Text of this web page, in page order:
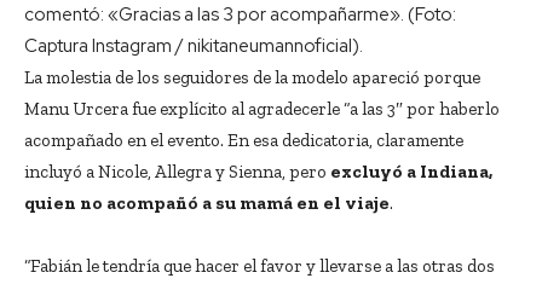
comentó: «Gracias a las 3 por acompañarme». (Foto:
Captura Instagram / nikitaneumannoficial).
La molestia de los seguidores de la modelo apareció porque
Manu Urcera fue explícito al agradecerle “a las 3″ por haberlo
acompañado en el evento. En esa dedicatoria, claramente
incluyó a Nicole, Allegra y Sienna, pero excluyó a Indiana,
quien no acompañó a su mamá en el viaje.
“Fabián le tendría que hacer el favor y llevarse a las otras dos